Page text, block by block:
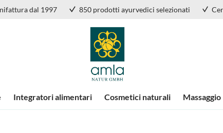
dal 1997 850 prodotti ayurvedici selezionati
Integratori alimentari Cosmetici naturali Massaggio